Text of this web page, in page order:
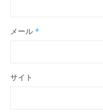
メール *
サイト